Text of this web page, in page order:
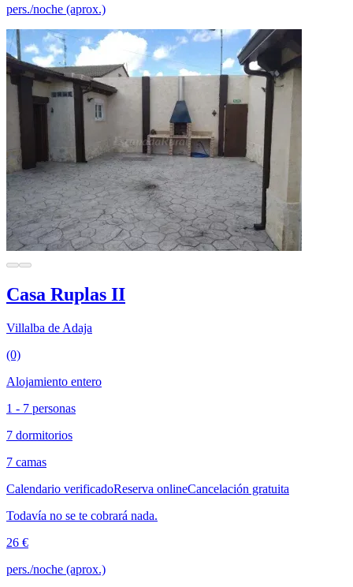
pers./noche (aprox.)
Casa Ruplas II
Villalba de Adaja
(0)
Alojamiento entero
1 - 7 personas
7 dormitorios
7 camas
Calendario verificadoReserva onlineCancelación gratuita
Todavía no se te cobrará nada.
26 €
pers./noche (aprox.)